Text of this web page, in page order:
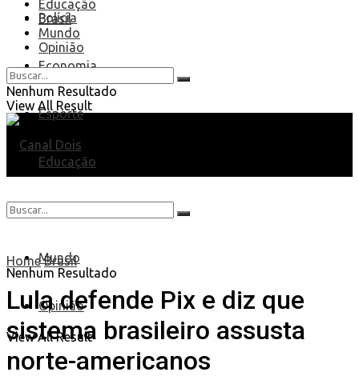
Polícia
Economia
Esporte
Educação
Brasil
Mundo
Opinião
Educação
Brasil
Mundo
Opinião
Nenhum Resultado
View All Result
Nenhum Resultado
View All Result
Home Brasil
Lula defende Pix e diz que
sistema brasileiro assusta
norte-americanos